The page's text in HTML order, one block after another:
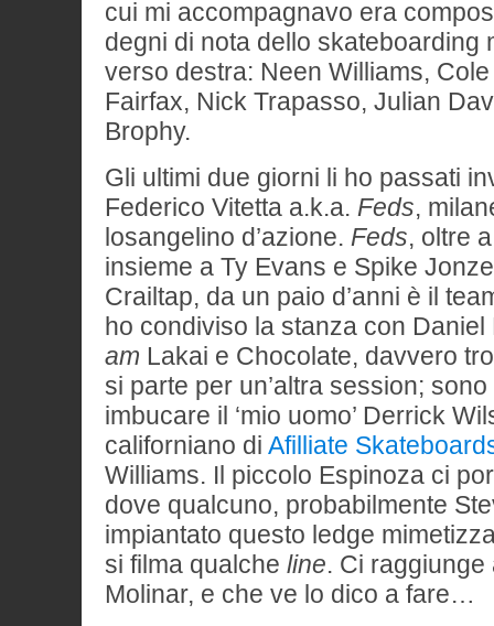
cui mi accompagnavo era
degni di nota dello skateboarding
verso destra: Neen Williams,
Fairfax, Nick Trapasso, Julian
Brophy.
Gli ultimi due giorni li ho passati
Federico Vitetta a.k.a. Feds,
losangelino d’azione. Feds, oltre
insieme a Ty Evans e Spike
Crailtap, da un paio d’anni è il
ho condiviso la stanza con
am Lakai e Chocolate, davvero
si parte per un’altra session;
imbucare il ‘mio uomo’ Derrick
californiano di Afilliate
Williams. Il piccolo Espinoza ci
dove qualcuno, probabilmente
impiantato questo ledge
si filma qualche line. Ci
Molinar, e che ve lo dico a fare…